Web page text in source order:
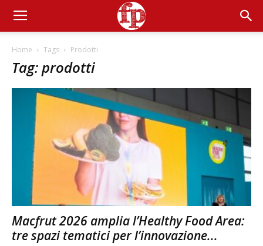
Home Tags Prodotti
Tag: prodotti
Macfrut 2026 amplia l’Healthy Food Area:
tre spazi tematici per l’innovazione...